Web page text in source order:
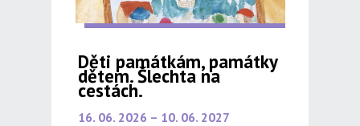
Děti památkám, památky
dětem. Šlechta na
cestách.
16. 06. 2026 – 10. 06. 2027